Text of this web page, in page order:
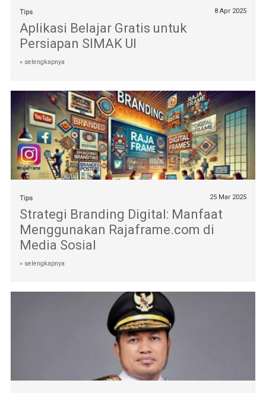
Tips 8 Apr 2025
Aplikasi Belajar Gratis untuk
Persiapan SIMAK UI
» selengkapnya
Tips 25 Mar 2025
Strategi Branding Digital: Manfaat
Menggunakan Rajaframe.com di
Media Sosial
» selengkapnya